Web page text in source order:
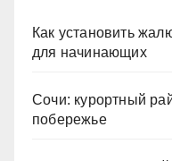
Как установить
для начинающих
Сочи: курортный
побережье